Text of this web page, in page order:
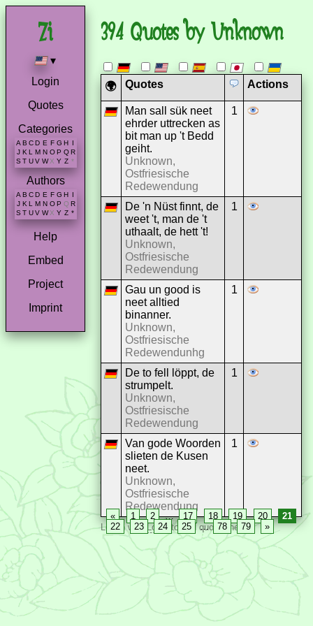
▾
Login
Quotes
Categories
A B C D E F G H I
J K L M N O P Q R
S T U V W X Y Z *
Authors
A B C D E F G H
J K L M N O P Q R
S T U V W X Y Z *
Help
Embed
Project
Imprint
394 Quotes by Unknown
🌍 Quotes Actions
Man sall sük neet
ehrder uttrecken as
bit man up 't Bedd
geiht.
Unknown,
Ostfriesische
Redewendung
1
De 'n Nüst finnt, de
weet 't, man de 't
uthaalt, de hett 't!
Unknown,
Ostfriesische
Redewendung
1
Gau un good is
neet alltied
binanner.
Unknown,
Ostfriesische
Redewendunhg
1
De to fell löppt, de
strumpelt.
Unknown,
Ostfriesische
Redewendung
1
Van gode Woorden
slieten de Kusen
neet.
Unknown,
Ostfriesische
Redewendung
1
« 1 2 … 17 18 19 20
21
22
23 24 25 … 78 79 »
Log in with Login to add quotes here.